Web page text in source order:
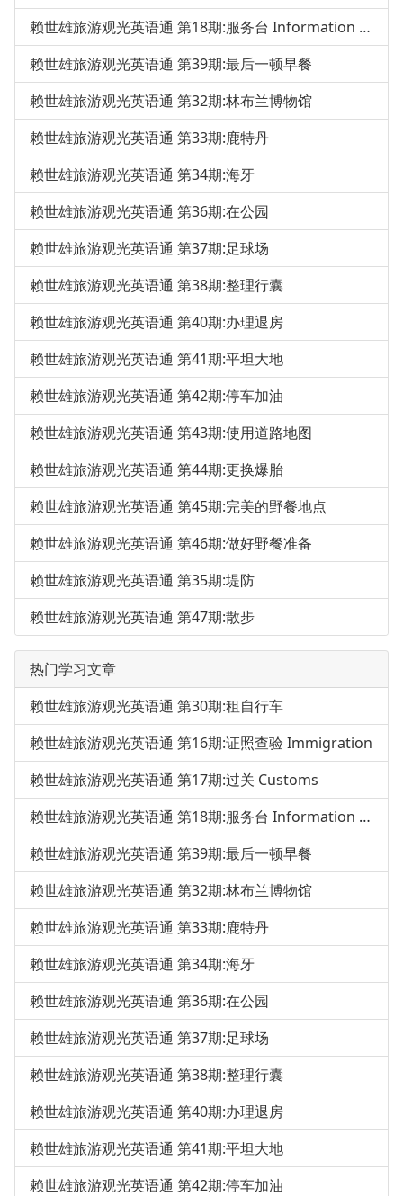
赖世雄旅游观光英语通 第18期:服务台 Information Desk
赖世雄旅游观光英语通 第39期:最后一顿早餐
赖世雄旅游观光英语通 第32期:林布兰博物馆
赖世雄旅游观光英语通 第33期:鹿特丹
赖世雄旅游观光英语通 第34期:海牙
赖世雄旅游观光英语通 第36期:在公园
赖世雄旅游观光英语通 第37期:足球场
赖世雄旅游观光英语通 第38期:整理行囊
赖世雄旅游观光英语通 第40期:办理退房
赖世雄旅游观光英语通 第41期:平坦大地
赖世雄旅游观光英语通 第42期:停车加油
赖世雄旅游观光英语通 第43期:使用道路地图
赖世雄旅游观光英语通 第44期:更换爆胎
赖世雄旅游观光英语通 第45期:完美的野餐地点
赖世雄旅游观光英语通 第46期:做好野餐准备
赖世雄旅游观光英语通 第35期:堤防
赖世雄旅游观光英语通 第47期:散步
热门学习文章
赖世雄旅游观光英语通 第30期:租自行车
赖世雄旅游观光英语通 第16期:证照查验 Immigration
赖世雄旅游观光英语通 第17期:过关 Customs
赖世雄旅游观光英语通 第18期:服务台 Information Desk
赖世雄旅游观光英语通 第39期:最后一顿早餐
赖世雄旅游观光英语通 第32期:林布兰博物馆
赖世雄旅游观光英语通 第33期:鹿特丹
赖世雄旅游观光英语通 第34期:海牙
赖世雄旅游观光英语通 第36期:在公园
赖世雄旅游观光英语通 第37期:足球场
赖世雄旅游观光英语通 第38期:整理行囊
赖世雄旅游观光英语通 第40期:办理退房
赖世雄旅游观光英语通 第41期:平坦大地
赖世雄旅游观光英语通 第42期:停车加油